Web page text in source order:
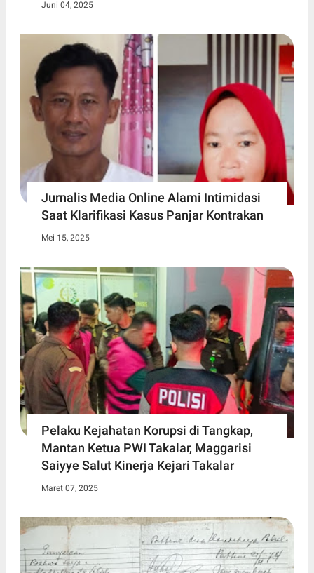
Juni 04, 2025
Jurnalis Media Online Alami Intimidasi
Saat Klarifikasi Kasus Panjar Kontrakan
Mei 15, 2025
Pelaku Kejahatan Korupsi di Tangkap,
Mantan Ketua PWI Takalar, Maggarisi
Saiyye Salut Kinerja Kejari Takalar
Maret 07, 2025